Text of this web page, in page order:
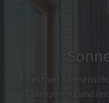
Effektiver
Transparenz und